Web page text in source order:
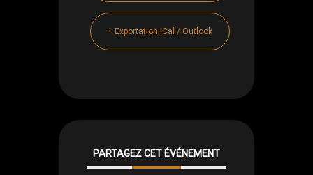
+ Exportation iCal / Outlook
PARTAGEZ CET ÉVÉNEMENT